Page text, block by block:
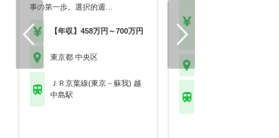
事の第一歩。選択的週…
【年収】458万円～700万円
東京都 中央区
ＪＲ京葉線(東京－蘇我) 越
中島駅